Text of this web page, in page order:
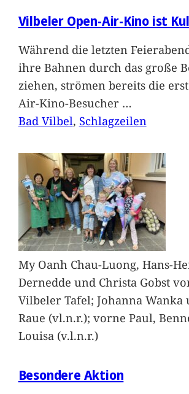
Vilbeler Open-Air-Kino ist
Während die letzten
ihre Bahnen durch das große
ziehen, strömen bereits die
Air-Kino-Besucher …
Bad Vilbel, Schlagzeilen
My Oanh Chau-Luong, Hans-
Dernedde und Christa Gobst
Vilbeler Tafel; Johanna Wanka
Raue (vl.n.r.); vorne Paul,
Louisa (v.l.n.r.)
Besondere Aktion